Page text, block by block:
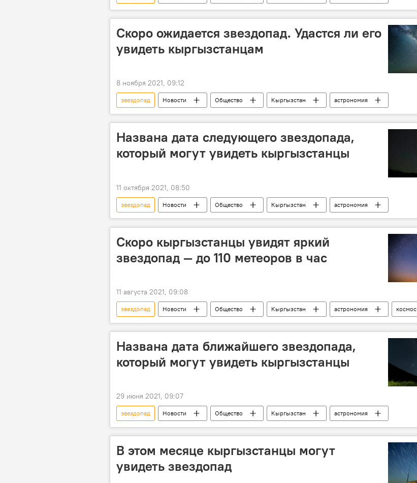
Скоро ожидается звездопад. Удастся ли его
увидеть кыргызстанцам
8 ноября 2021, 09:12
звездопад Новости Общество Кыргызстан астрономия
Названа дата следующего звездопада,
который могут увидеть кыргызстанцы
11 октября 2021, 08:50
звездопад Новости Общество Кыргызстан астрономия
Скоро кыргызстанцы увидят яркий
звездопад — до 110 метеоров в час
11 августа 2021, 09:08
звездопад Новости Общество Кыргызстан астрономия космос
Названа дата ближайшего звездопада,
который могут увидеть кыргызстанцы
29 июня 2021, 09:07
звездопад Новости Общество Кыргызстан астрономия
В этом месяце кыргызстанцы могут
увидеть звездопад